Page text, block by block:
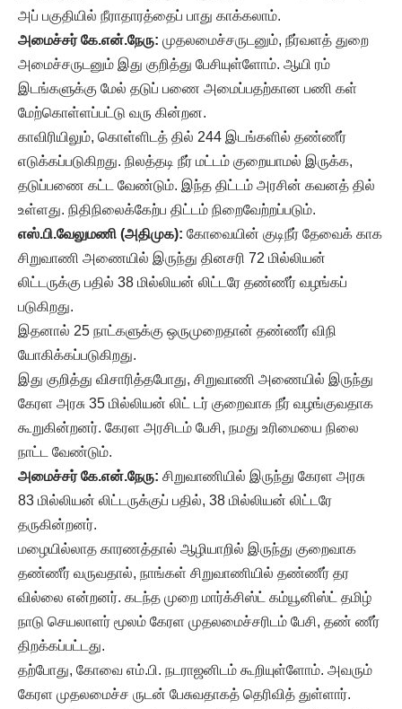
அப் பகுதியில் நீராதாரத்தைப் பாது காக்கலாம்.
அமைச்சர் கே.என்.நேரு: முதலமைச்சருடனும், நீர்வளத் துறை
அமைச்சருடனும் இது குறித்து பேசியுள்ளோம். ஆயி ரம்
இடங்களுக்கு மேல் தடுப் பணை அமைப்பதற்கான பணி கள்
மேற்கொள்ளப்பட்டு வரு கின்றன.
காவிரியிலும், கொள்ளிடத் தில் 244 இடங்களில் தண்ணீர்
எடுக்கப்படுகிறது. நிலத்தடி நீர் மட்டம் குறையாமல் இருக்க,
தடுப்பணை கட்ட வேண்டும். இந்த திட்டம் அரசின் கவனத் தில்
உள்ளது. நிதிநிலைக்கேற்ப திட்டம் நிறைவேற்றப்படும்.
எஸ்.பி.வேலுமணி (அதிமுக): கோவையின் குடிநீர் தேவைக் காக
சிறுவாணி அணையில் இருந்து தினசரி 72 மில்லியன்
லிட்டருக்கு பதில் 38 மில்லியன் லிட்டரே தண்ணீர் வழங்கப்
படுகிறது.
இதனால் 25 நாட்களுக்கு ஒருமுறைதான் தண்ணீர் விநி
யோகிக்கப்படுகிறது.
இது குறித்து விசாரித்தபோது, சிறுவாணி அணையில் இருந்து
கேரள அரசு 35 மில்லியன் லிட் டர் குறைவாக நீர் வழங்குவதாக
கூறுகின்றனர். கேரள அரசிடம் பேசி, நமது உரிமையை நிலை
நாட்ட வேண்டும்.
அமைச்சர் கே.என்.நேரு: சிறுவாணியில் இருந்து கேரள அரசு
83 மில்லியன் லிட்டருக்குப் பதில், 38 மில்லியன் லிட்டரே
தருகின்றனர்.
மழையில்லாத காரணத்தால் ஆழியாறில் இருந்து குறைவாக
தண்ணீர் வருவதால், நாங்கள் சிறுவாணியில் தண்ணீர் தர
வில்லை என்றனர். கடந்த முறை மார்க்சிஸ்ட் கம்யூனிஸ்ட் தமிழ்
நாடு செயலாளர் மூலம் கேரள முதலமைச்சரிடம் பேசி, தண் ணீர்
திறக்கப்பட்டது.
தற்போது, கோவை எம்.பி. நடராஜனிடம் கூறியுள்ளோம். அவரும்
கேரள முதலமைச்ச ருடன் பேசுவதாகத் தெரிவித் துள்ளார்.